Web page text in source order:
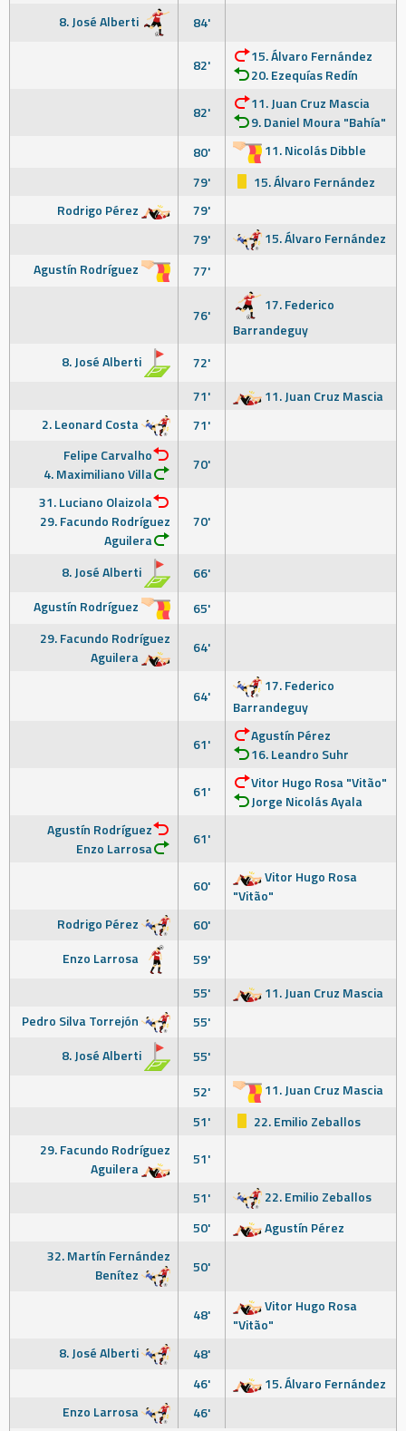
8. José Alberti 84'
82'
15. Álvaro Fernández
20. Ezequías Redín
82'
11. Juan Cruz Mascia
9. Daniel Moura "Bahía"
80'
11. Nicolás Dibble
79'
15. Álvaro Fernández
Rodrigo Pérez
79'
79'
15. Álvaro Fernández
Agustín Rodríguez
77'
76'
17. Federico
Barrandeguy
8. José Alberti
72'
71'
11. Juan Cruz Mascia
2. Leonard Costa
71'
Felipe Carvalho
4. Maximiliano Villa
70'
31. Luciano Olaizola
29. Facundo Rodríguez
Aguilera
70'
8. José Alberti
66'
Agustín Rodríguez
65'
29. Facundo Rodríguez
Aguilera
64'
64'
17. Federico
Barrandeguy
61'
Agustín Pérez
16. Leandro Suhr
61'
Vitor Hugo Rosa "Vitão"
Jorge Nicolás Ayala
Agustín Rodríguez
Enzo Larrosa
61'
60'
Vitor Hugo Rosa
"Vitão"
Rodrigo Pérez
60'
Enzo Larrosa
59'
55'
11. Juan Cruz Mascia
Pedro Silva Torrejón
55'
8. José Alberti
55'
52'
11. Juan Cruz Mascia
51'
22. Emilio Zeballos
29. Facundo Rodríguez
Aguilera
51'
51'
22. Emilio Zeballos
50'
Agustín Pérez
32. Martín Fernández
Benítez
50'
48'
Vitor Hugo Rosa
"Vitão"
8. José Alberti
48'
46'
15. Álvaro Fernández
Enzo Larrosa
46'